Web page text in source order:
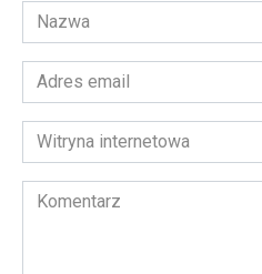
Nazwa
*
Adres
email
*Witryna
internetowa
Komentarz